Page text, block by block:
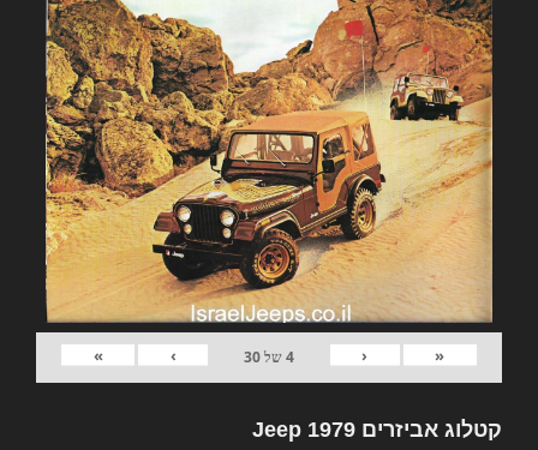
«
‹
4של30
›
»
קטלוג אביזרים 1979 Jeep